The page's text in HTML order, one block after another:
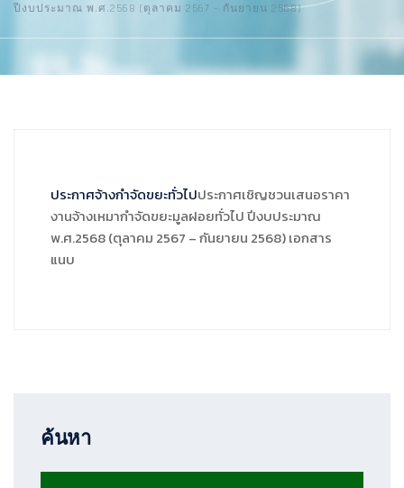
ปีงบประมาณ พ.ศ.2568 (ตุลาคม 2567 – กันยายน 2568)
ประกาศจ้างกำจัดขยะทั่วไปประกาศเชิญชวนเสนอราคา
งานจ้างเหมากำจัดขยะมูลฝอยทั่วไป ปีงบประมาณ
พ.ศ.2568 (ตุลาคม 2567 – กันยายน 2568) เอกสาร
แนบ
ค้นหา